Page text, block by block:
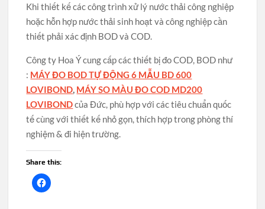
Khi thiết kế các công trình xử lý nước thải công nghiệp
hoặc hỗn hợp nước thải sinh hoạt và công nghiệp cần
thiết phải xác định BOD và COD.
Công ty Hoa Ý cung cấp các thiết bị đo COD, BOD như
: MÁY ĐO BOD TỰ ĐỘNG 6 MẪU BD 600
LOVIBOND, MÁY SO MÀU ĐO COD MD200
LOVIBONDcủa Đức, phù hợp với các tiêu chuẩn quốc
tế cùng với thiết kế nhỏ gọn, thích hợp trong phòng thí
nghiệm & đi hiện trường.
Share this: